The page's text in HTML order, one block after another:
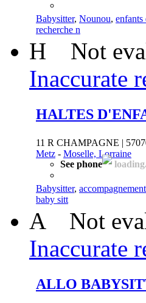
Babysitter, Nounou, enfants
recherche n
H Not
Inaccurate
HALTES
11 R CHAMPAGNE |
Metz - Moselle, Lorraine
See phone
Babysitter,
baby sitt
A Not
Inaccurate
ALLO